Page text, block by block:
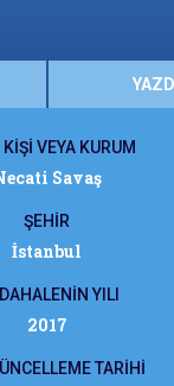
VEYA KURUM
Savaş
ŞEHİR
İstanbul
YILI
2017
TARİHİ